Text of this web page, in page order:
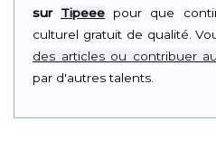
sur Tipeee pour que
culturel gratuit de qualité.
des articles ou contribuer
par d'autres talents.